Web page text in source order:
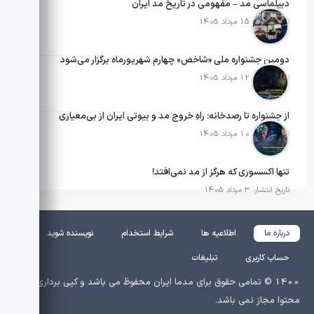
دیپلماسی مد – مفهومی در تاریخ مد ایران
تاریخ انتشار: 15 مرداد 1405
دومین جشنواره ملی «شاخص» چهارم شهریورماه برگزار می‌شود
تاریخ انتشار: 12 مرداد 1405
از جشنواره تا رصدخانه: راهِ خروج مد و بیوتی ایران از بی‌معیاری
تاریخ انتشار: 10 مرداد 1405
تنها اکسسوری که هرگز از مد نمی‌افتد!
تاریخ انتشار: 3 مرداد 1405
درباره ما اطلاعیه ها شرایط استخدام
نویسنده شوید
حساب کاربری
تبلیغات
1400 © تمامی حقوق برای مدما ایران محفوظ می باشد و کپی برداری از
محتوا مجاز نمی باشد.